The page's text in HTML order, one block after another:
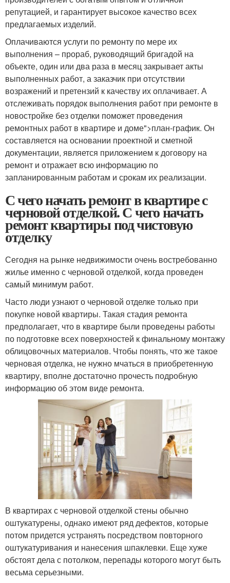
репутацией, и гарантирует высокое качество всех
предлагаемых изделий.
Оплачиваются услуги по ремонту по мере их
выполнения – прораб, руководящий бригадой на
объекте, один или два раза в месяц закрывает акты
выполненных работ, а заказчик при отсутствии
возражений и претензий к качеству их оплачивает. А
отслеживать порядок выполнения работ при ремонте в
новостройке без отделки поможет проведения
ремонтных работ в квартире и доме">план-график. Он
составляется на основании проектной и сметной
документации, является приложением к договору на
ремонт и отражает всю информацию по
запланированным работам и срокам их реализации.
С чего начать ремонт в квартире с
черновой отделкой. С чего начать
ремонт квартиры под чистовую
отделку
Сегодня на рынке недвижимости очень востребованно
жилье именно с черновой отделкой, когда проведен
самый минимум работ.
Часто люди узнают о черновой отделке только при
покупке новой квартиры. Такая стадия ремонта
предполагает, что в квартире были проведены работы
по подготовке всех поверхностей к финальному монтажу
облицовочных материалов. Чтобы понять, что же такое
черновая отделка, не нужно мчаться в приобретенную
квартиру, вполне достаточно прочесть подробную
информацию об этом виде ремонта.
В квартирах с черновой отделкой стены обычно
оштукатурены, однако имеют ряд дефектов, которые
потом придется устранять посредством повторного
оштукатуривания и нанесения шпаклевки. Еще хуже
обстоят дела с потолком, перепады которого могут быть
весьма серьезными.